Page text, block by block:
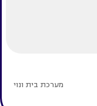
מערכת בית ונוי